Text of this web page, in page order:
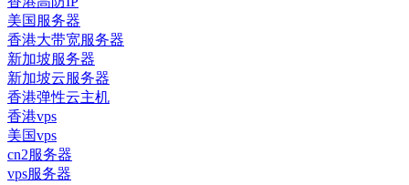
美国服务器
香港大带宽服务器
新加坡服务器
新加坡云服务器
香港弹性云主机
香港vps
美国vps
cn2服务器
vps服务器